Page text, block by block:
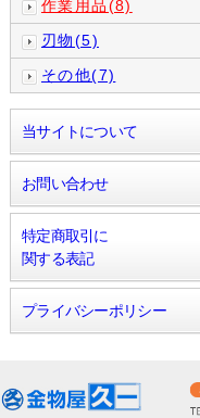
作業用品(8)
刃物(5)
その他(7)
当サイトについて
お問い合わせ
特定商取引に
関する表記
プライバシーポリシー